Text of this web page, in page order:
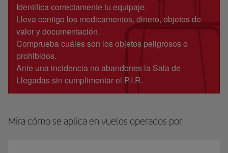
Identifica correctamente tu equipaje.
Lleva contigo los medicamentos, dinero, objetos de
valor y documentación.
Comprueba cuáles son los objetos peligrosos o
prohibidos.
Ante una incidencia no abandones la Sala de
Llegadas sin cumplimentar el P.I.R.
Mira cómo se aplica en vuelos operados por